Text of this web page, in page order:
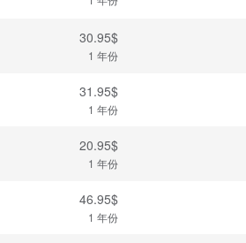
30.95$
1 年份
31.95$
1 年份
20.95$
1 年份
46.95$
1 年份